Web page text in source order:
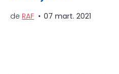
de RAF 07 mart. 2021